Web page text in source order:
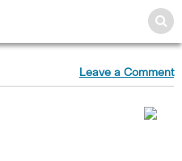
Leave a Comment